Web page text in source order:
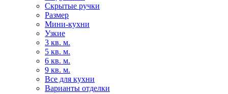
Скрытые ручки
Размер
Мини-кухни
Узкие
3 кв. м.
5 кв. м.
6 кв. м.
9 кв. м.
Все для кухни
Варианты отделки